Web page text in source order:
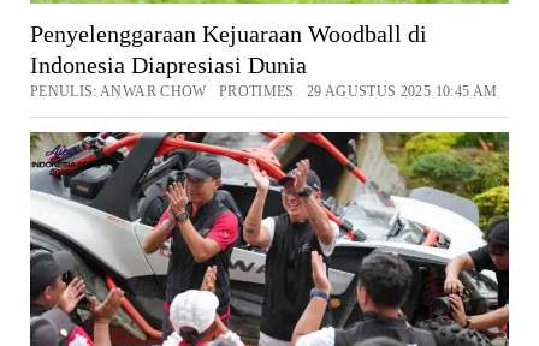
Penyelenggaraan Kejuaraan Woodball di
Indonesia Diapresiasi Dunia
PENULIS: ANWAR CHOW PROTIMES 29 AGUSTUS 2025 10:45 AM